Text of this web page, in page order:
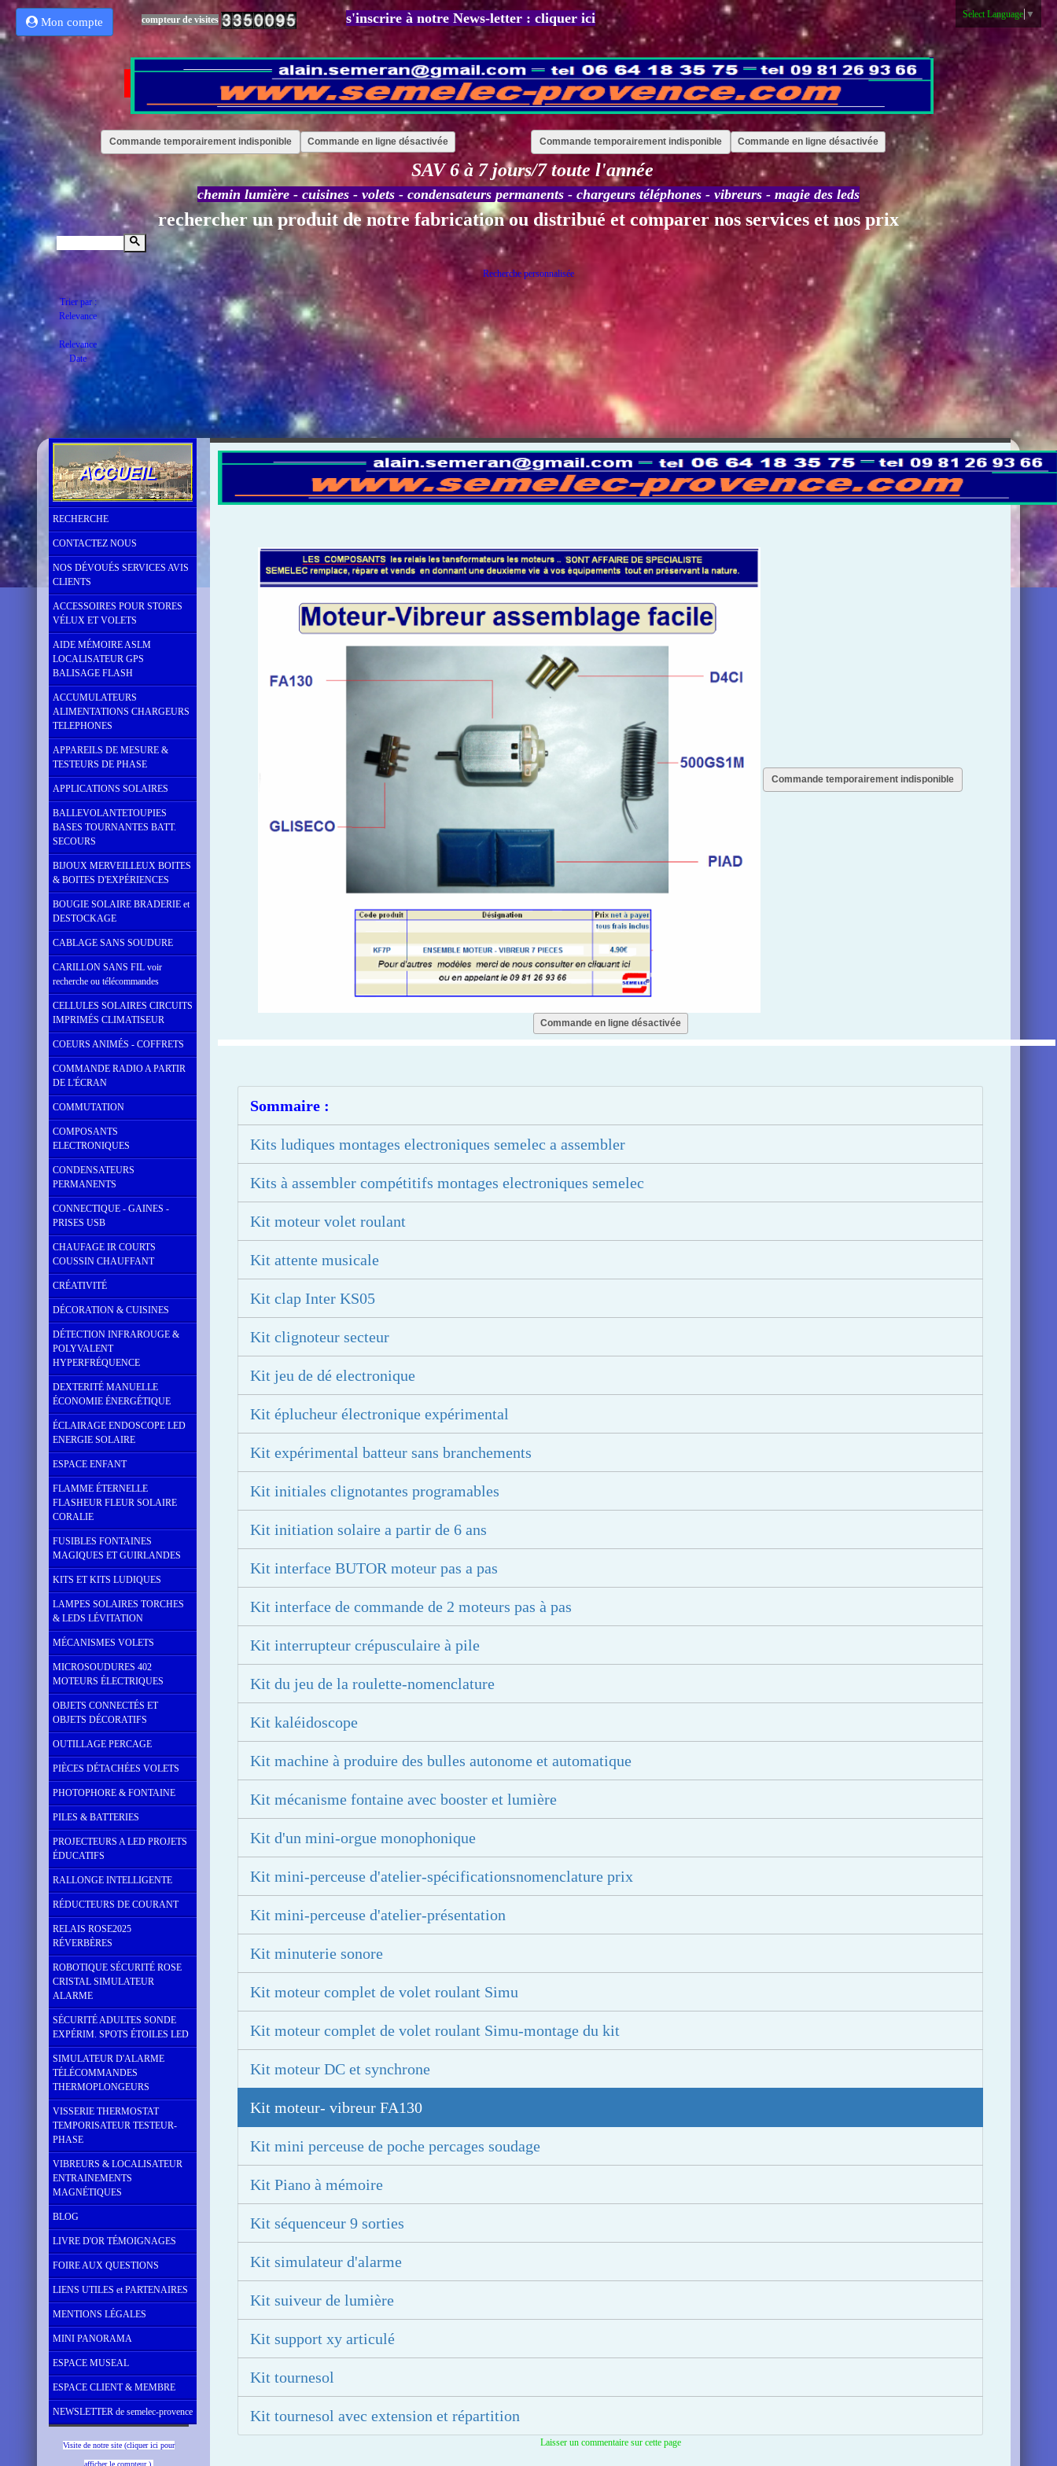
Select Language ▼
compteur de visites s'inscrire à notre News-letter : cliquer ici
Commande temporairement indisponible Commande en ligne désactivée Commande temporairement indisponible Commande en ligne désactivée
SAV 6 à 7 jours/7 toute l'année
chemin lumière - cuisines - volets - condensateurs permanents - chargeurs téléphones - vibreurs - magie des leds
rechercher un produit de notre fabrication ou distribué et comparer nos services et nos prix
Recherche personnalisée
Trier par :
Relevance
Relevance
Date
RECHERCHE
CONTACTEZ NOUS
NOS DÉVOUÉS SERVICES AVIS
CLIENTS
ACCESSOIRES POUR STORES
VÉLUX ET VOLETS
AIDE MÉMOIRE ASLM
LOCALISATEUR GPS
BALISAGE FLASH
ACCUMULATEURS
ALIMENTATIONS CHARGEURS
TELEPHONES
APPAREILS DE MESURE &
TESTEURS DE PHASE
APPLICATIONS SOLAIRES
BALLEVOLANTETOUPIES
BASES TOURNANTES BATT.
SECOURS
BIJOUX MERVEILLEUX BOITES
& BOITES D'EXPÉRIENCES
BOUGIE SOLAIRE BRADERIE et
DESTOCKAGE
CABLAGE SANS SOUDURE
CARILLON SANS FIL voir
recherche ou télécommandes
CELLULES SOLAIRES CIRCUITS
IMPRIMÉS CLIMATISEUR
COEURS ANIMÉS - COFFRETS
COMMANDE RADIO A PARTIR
DE L'ÉCRAN
COMMUTATION
COMPOSANTS
ELECTRONIQUES
CONDENSATEURS
PERMANENTS
CONNECTIQUE - GAINES -
PRISES USB
CHAUFAGE IR COURTS
COUSSIN CHAUFFANT
CRÉATIVITÉ
DÉCORATION & CUISINES
DÉTECTION INFRAROUGE &
POLYVALENT
HYPERFRÉQUENCE
DEXTERITÉ MANUELLE
ÉCONOMIE ÉNERGÉTIQUE
ÉCLAIRAGE ENDOSCOPE LED
ENERGIE SOLAIRE
ESPACE ENFANT
FLAMME ÉTERNELLE
FLASHEUR FLEUR SOLAIRE
CORALIE
FUSIBLES FONTAINES
MAGIQUES ET GUIRLANDES
KITS ET KITS LUDIQUES
LAMPES SOLAIRES TORCHES
& LEDS LÉVITATION
MÉCANISMES VOLETS
MICROSOUDURES 402
MOTEURS ÉLECTRIQUES
OBJETS CONNECTÉS ET
OBJETS DÉCORATIFS
OUTILLAGE PERCAGE
PIÈCES DÉTACHÉES VOLETS
PHOTOPHORE & FONTAINE
PILES & BATTERIES
PROJECTEURS A LED PROJETS
ÉDUCATIFS
RALLONGE INTELLIGENTE
RÉDUCTEURS DE COURANT
RELAIS ROSE2025
RÉVERBÈRES
ROBOTIQUE SÉCURITÉ ROSE
CRISTAL SIMULATEUR
ALARME
SÉCURITÉ ADULTES SONDE
EXPÉRIM. SPOTS ÉTOILES LED
SIMULATEUR D'ALARME
TÉLÉCOMMANDES
THERMOPLONGEURS
VISSERIE THERMOSTAT
TEMPORISATEUR TESTEUR-
PHASE
VIBREURS & LOCALISATEUR
ENTRAINEMENTS
MAGNÉTIQUES
BLOG
LIVRE D'OR TÉMOIGNAGES
FOIRE AUX QUESTIONS
LIENS UTILES et PARTENAIRES
MENTIONS LÉGALES
MINI PANORAMA
ESPACE MUSEAL
ESPACE CLIENT & MEMBRE
NEWSLETTER de semelec-provence
Visite de notre site (cliquer ici pour
afficher le compteur )
Commande temporairement indisponible
Commande en ligne désactivée
Sommaire :
Kits ludiques montages electroniques semelec a assembler
Kits à assembler compétitifs montages electroniques semelec
Kit moteur volet roulant
Kit attente musicale
Kit clap Inter KS05
Kit clignoteur secteur
Kit jeu de dé electronique
Kit éplucheur électronique expérimental
Kit expérimental batteur sans branchements
Kit initiales clignotantes programables
Kit initiation solaire a partir de 6 ans
Kit interface BUTOR moteur pas a pas
Kit interface de commande de 2 moteurs pas à pas
Kit interrupteur crépusculaire à pile
Kit du jeu de la roulette-nomenclature
Kit kaléidoscope
Kit machine à produire des bulles autonome et automatique
Kit mécanisme fontaine avec booster et lumière
Kit d'un mini-orgue monophonique
Kit mini-perceuse d'atelier-spécificationsnomenclature prix
Kit mini-perceuse d'atelier-présentation
Kit minuterie sonore
Kit moteur complet de volet roulant Simu
Kit moteur complet de volet roulant Simu-montage du kit
Kit moteur DC et synchrone
Kit moteur- vibreur FA130
Kit mini perceuse de poche percages soudage
Kit Piano à mémoire
Kit séquenceur 9 sorties
Kit simulateur d'alarme
Kit suiveur de lumière
Kit support xy articulé
Kit tournesol
Kit tournesol avec extension et répartition
Laisser un commentaire sur cette page
Mon compte